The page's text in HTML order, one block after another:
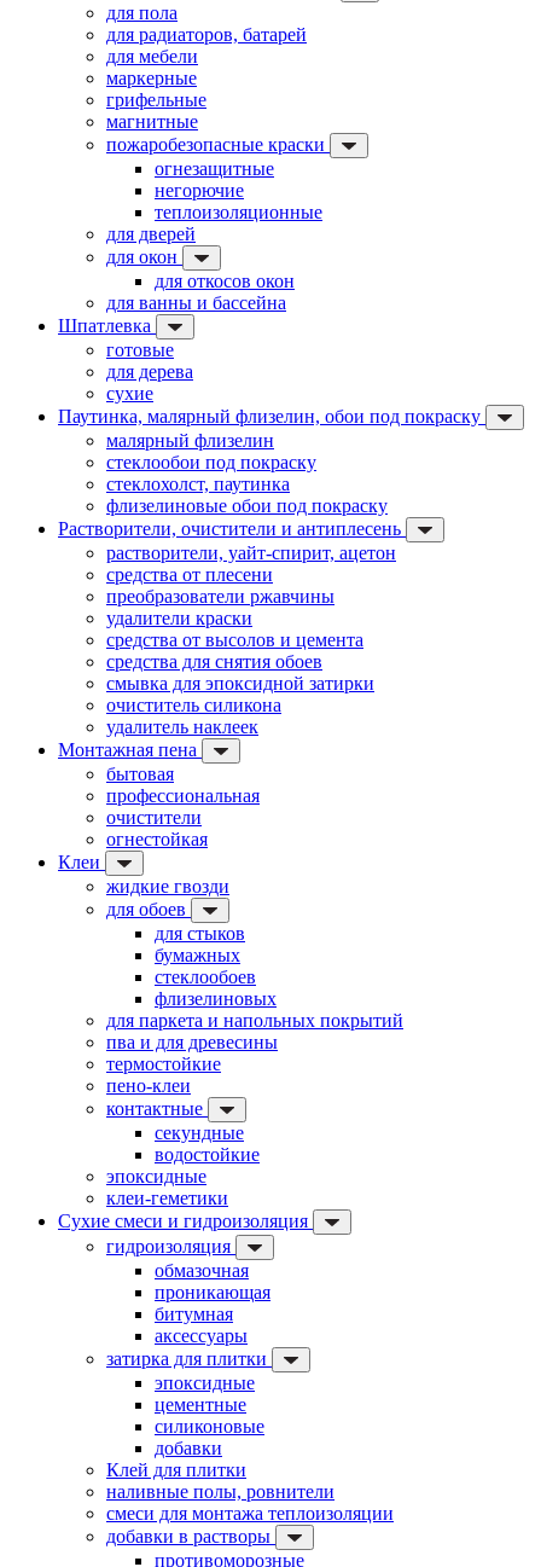
для пола
для радиаторов, батарей
для мебели
маркерные
грифельные
магнитные
пожаробезопасные краски
огнезащитные
негорючие
теплоизоляционные
для дверей
для окон
для откосов окон
для ванны и бассейна
Шпатлевка
готовые
для дерева
сухие
Паутинка, малярный флизелин, обои под покраску
малярный флизелин
стеклообои под покраску
стеклохолст, паутинка
флизелиновые обои под покраску
Растворители, очистители и антиплесень
растворители, уайт-спирит, ацетон
средства от плесени
преобразователи ржавчины
удалители краски
средства от высолов и цемента
средства для снятия обоев
смывка для эпоксидной затирки
очиститель силикона
удалитель наклеек
Монтажная пена
бытовая
профессиональная
очистители
огнестойкая
Клеи
жидкие гвозди
для обоев
для стыков
бумажных
стеклообоев
флизелиновых
для паркета и напольных покрытий
пва и для древесины
термостойкие
пено-клеи
контактные
секундные
водостойкие
эпоксидные
клеи-геметики
Сухие смеси и гидроизоляция
гидроизоляция
обмазочная
проникающая
битумная
аксессуары
затирка для плитки
эпоксидные
цементные
силиконовые
добавки
Клей для плитки
наливные полы, ровнители
смеси для монтажа теплоизоляции
добавки в растворы
противоморозные